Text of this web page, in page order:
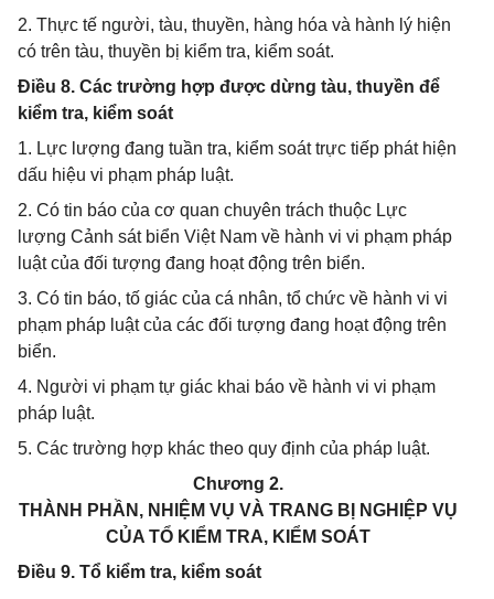
2. Thực tế người, tàu, thuyền, hàng hóa và hành lý hiện
có trên tàu, thuyền bị kiểm tra, kiểm soát.
Điều 8. Các trường hợp được dừng tàu, thuyền để
kiểm tra, kiểm soát
1. Lực lượng đang tuần tra, kiểm soát trực tiếp phát hiện
dấu hiệu vi phạm pháp luật.
2. Có tin báo của cơ quan chuyên trách thuộc Lực
lượng Cảnh sát biển Việt Nam về hành vi vi phạm pháp
luật của đối tượng đang hoạt động trên biển.
3. Có tin báo, tố giác của cá nhân, tổ chức về hành vi vi
phạm pháp luật của các đối tượng đang hoạt động trên
biển.
4. Người vi phạm tự giác khai báo về hành vi vi phạm
pháp luật.
5. Các trường hợp khác theo quy định của pháp luật.
Chương 2.
THÀNH PHẦN, NHIỆM VỤ VÀ TRANG BỊ NGHIỆP VỤ
CỦA TỔ KIỂM TRA, KIỂM SOÁT
Điều 9. Tổ kiểm tra, kiểm soát